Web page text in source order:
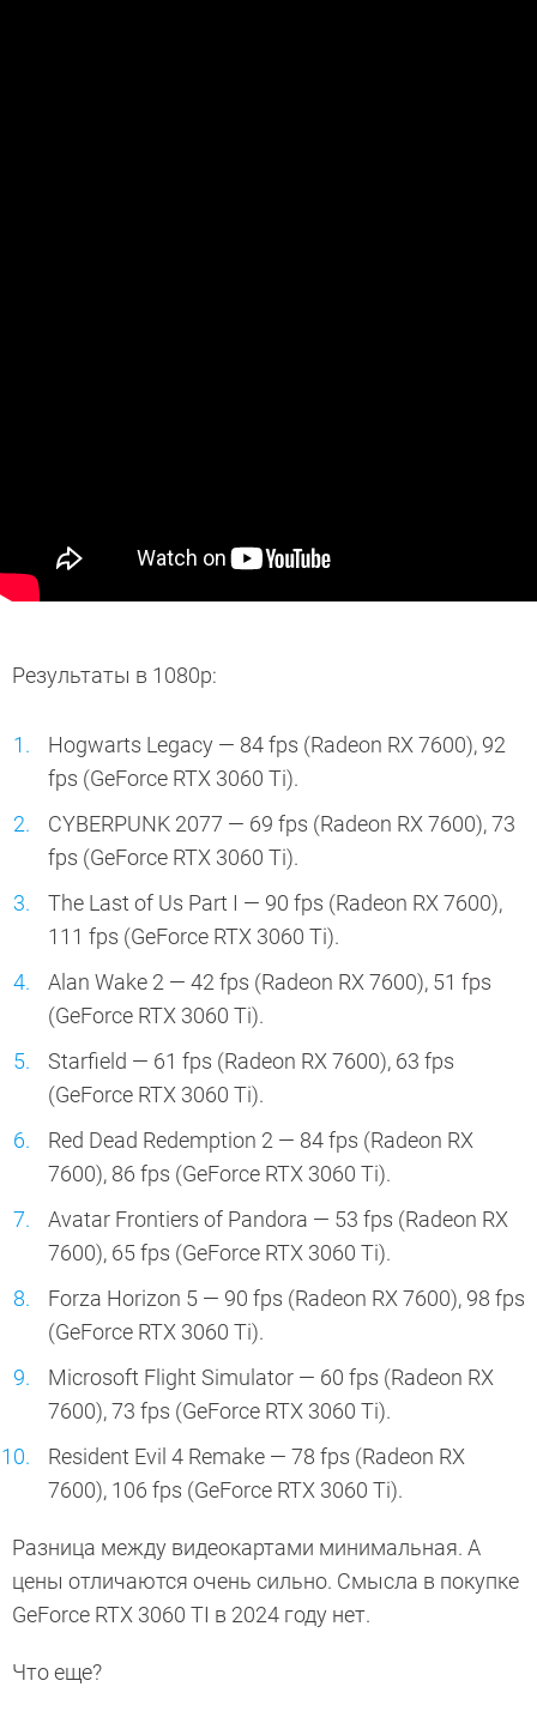
Результаты в 1080p:
Hogwarts Legacy — 84 fps (Radeon RX 7600), 92
fps (GeForce RTX 3060 Ti).
CYBERPUNK 2077 — 69 fps (Radeon RX 7600), 73
fps (GeForce RTX 3060 Ti).
The Last of Us Part I — 90 fps (Radeon RX 7600),
111 fps (GeForce RTX 3060 Ti).
Alan Wake 2 — 42 fps (Radeon RX 7600), 51 fps
(GeForce RTX 3060 Ti).
Starfield — 61 fps (Radeon RX 7600), 63 fps
(GeForce RTX 3060 Ti).
Red Dead Redemption 2 — 84 fps (Radeon RX
7600), 86 fps (GeForce RTX 3060 Ti).
Avatar Frontiers of Pandora — 53 fps (Radeon RX
7600), 65 fps (GeForce RTX 3060 Ti).
Forza Horizon 5 — 90 fps (Radeon RX 7600), 98 fps
(GeForce RTX 3060 Ti).
Microsoft Flight Simulator — 60 fps (Radeon RX
7600), 73 fps (GeForce RTX 3060 Ti).
Resident Evil 4 Remake — 78 fps (Radeon RX
7600), 106 fps (GeForce RTX 3060 Ti).
Разница между видеокартами минимальная. А
цены отличаются очень сильно. Смысла в покупке
GeForce RTX 3060 TI в 2024 году нет.
Что еще?